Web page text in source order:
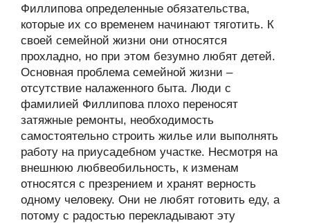
Филлипова определенные обязательства,
которые их со временем начинают тяготить. К
своей семейной жизни они относятся
прохладно, но при этом безумно любят детей.
Основная проблема семейной жизни –
отсутствие налаженного быта. Люди с
фамилией Филлипова плохо переносят
затяжные ремонты, необходимость
самостоятельно строить жилье или выполнять
работу на приусадебном участке. Несмотря на
внешнюю любвеобильность, к изменам
относятся с презрением и хранят верность
одному человеку. Они не любят готовить еду, а
потому с радостью перекладывают эту